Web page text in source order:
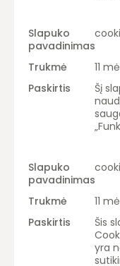
11
Šį
11
Šis
yra